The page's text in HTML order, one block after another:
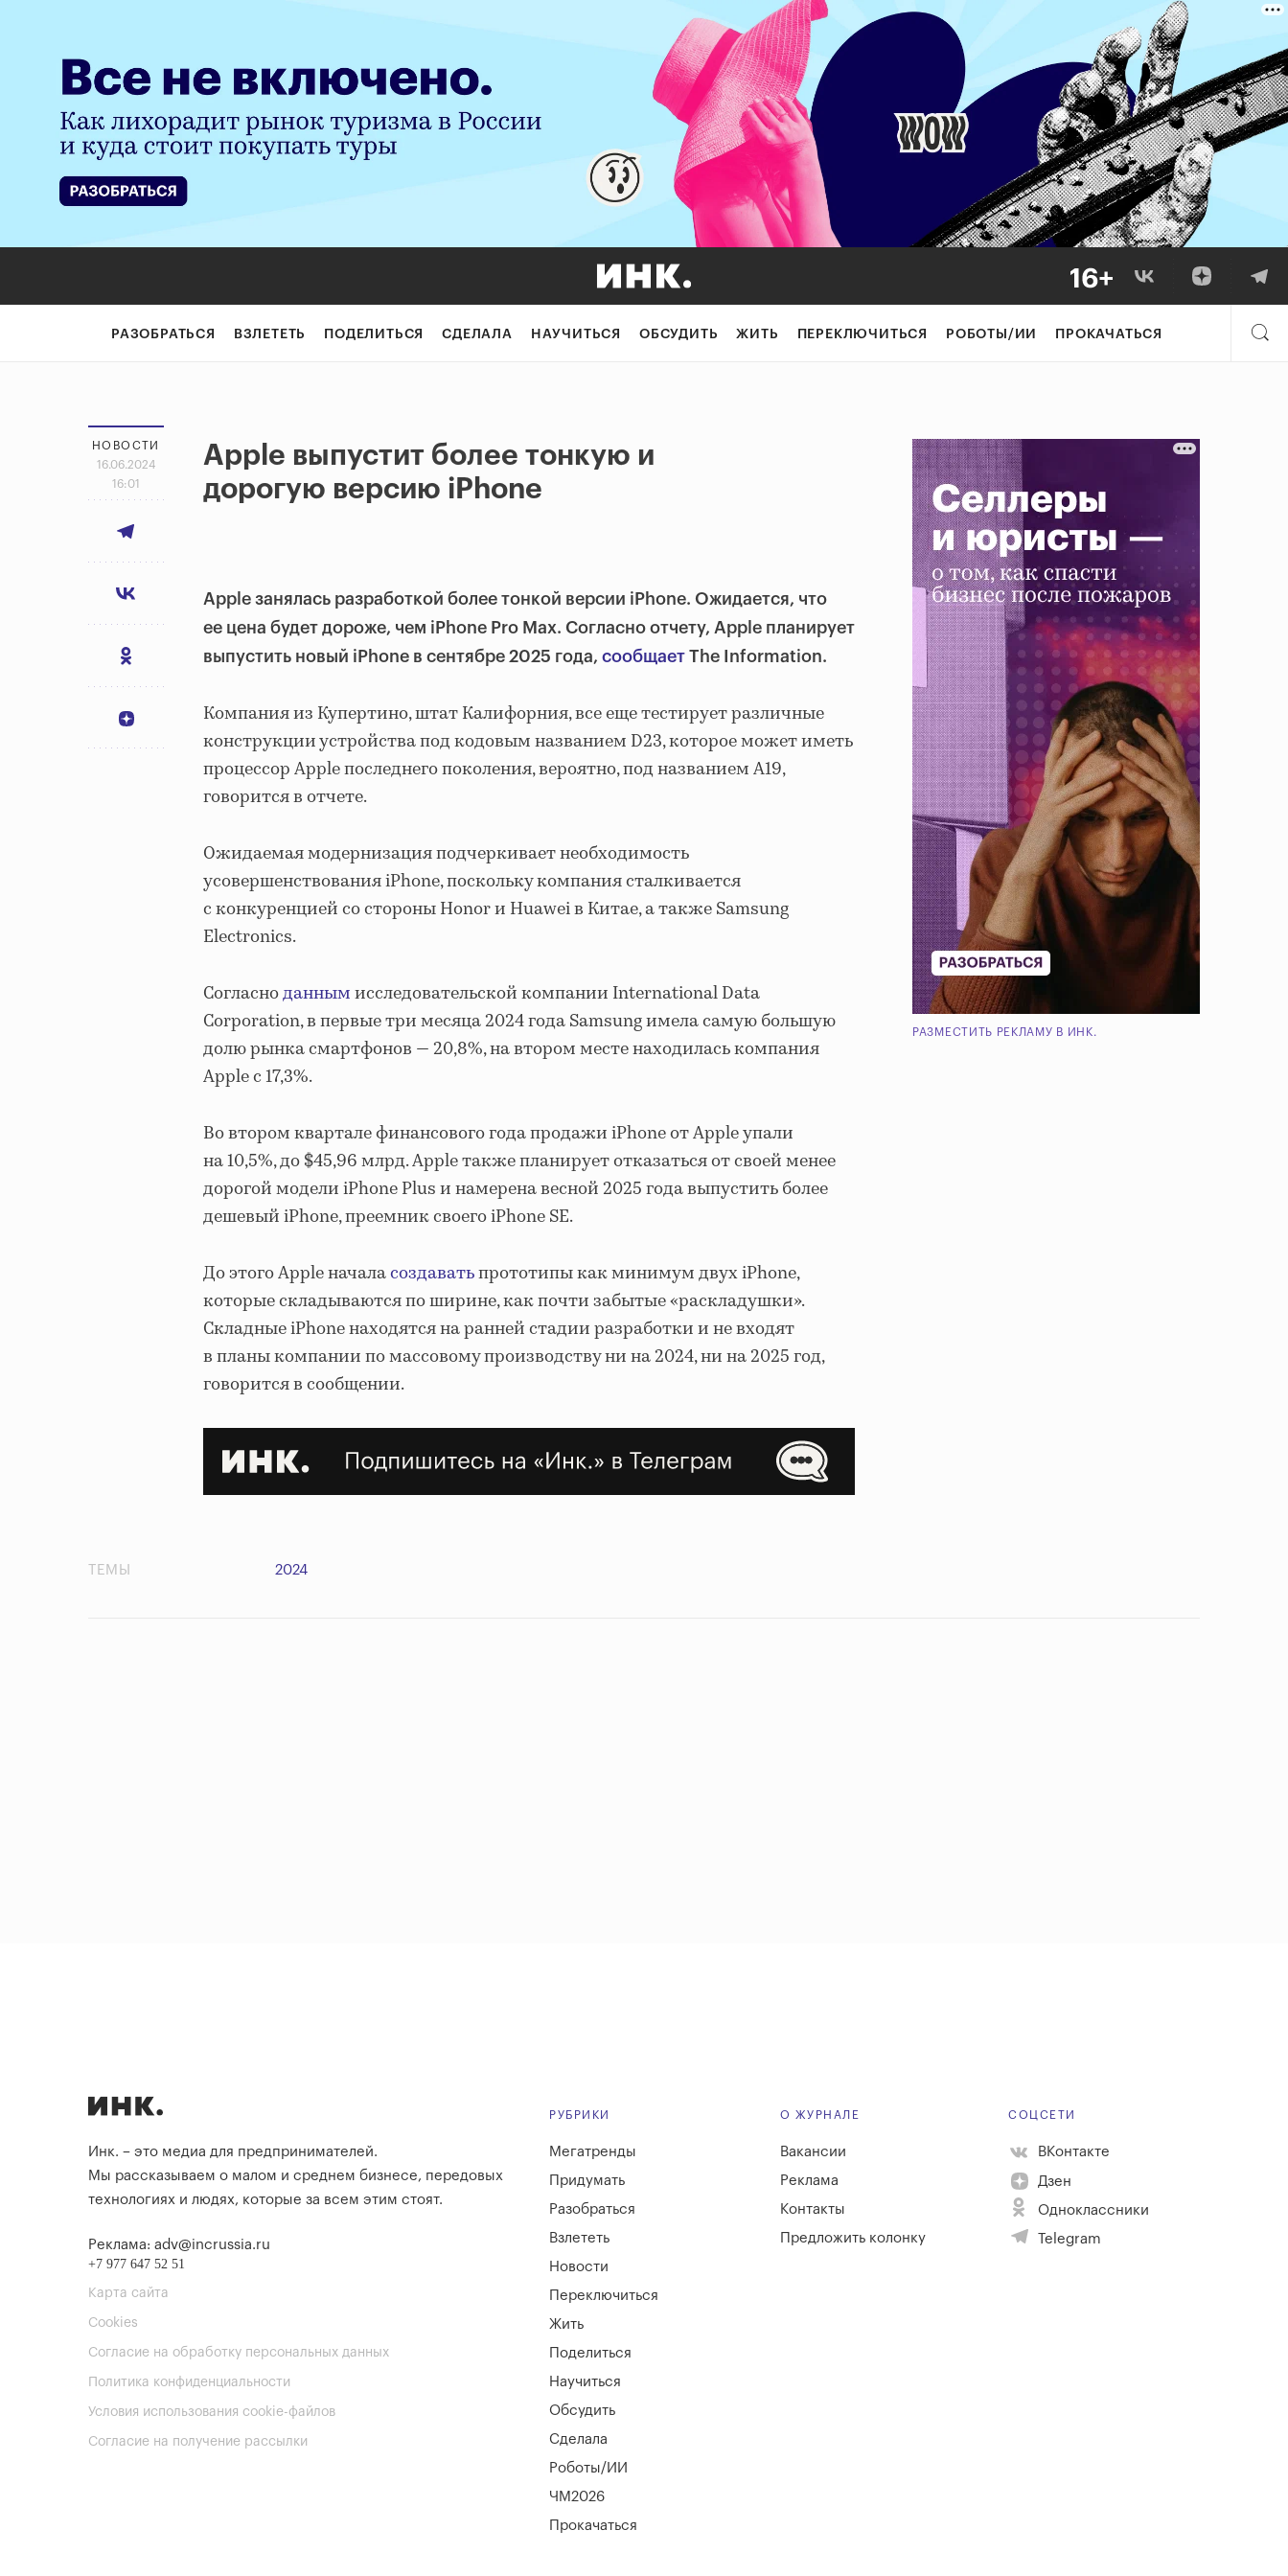
РАЗОБРАТЬСЯ ВЗЛЕТЕТЬ ПОДЕЛИТЬСЯ СДЕЛАЛА НАУЧИТЬСЯ ОБСУДИТЬ ЖИТЬ ПЕРЕКЛЮЧИТЬСЯ РОБОТЫ/ИИ ПРОКАЧАТЬСЯ
НОВОСТИ
16.06.2024
16:01
Apple выпустит более тонкую и
дорогую версию iPhone
Apple занялась разработкой более тонкой версии iPhone. Ожидается, что
ее цена будет дороже, чем iPhone Pro Max. Согласно отчету, Apple планирует
выпустить новый iPhone в сентябре 2025 года, сообщает The Information.
Компания из Купертино, штат Калифорния, все еще тестирует различные
конструкции устройства под кодовым названием D23, которое может иметь
процессор Apple последнего поколения, вероятно, под названием A19,
говорится в отчете.
Ожидаемая модернизация подчеркивает необходимость
усовершенствования iPhone, поскольку компания сталкивается
с конкуренцией со стороны Honor и Huawei в Китае, а также Samsung
Electronics.
Согласноданнымисследовательской компании International Data
Corporation, в первые три месяца 2024 года Samsung имела самую большую
долю рынка смартфонов — 20,8%, на втором месте находилась компания
Apple с 17,3%.
Во втором квартале финансового года продажи iPhone от Apple упали
на 10,5%, до $45,96 млрд. Apple также планирует отказаться от своей менее
дорогой модели iPhone Plus и намерена весной 2025 года выпустить более
дешевый iPhone, преемник своего iPhone SE.
До этого Apple началасоздаватьпрототипы как минимум двух iPhone,
которые складываются по ширине, как почти забытые «раскладушки».
Складные iPhone находятся на ранней стадии разработки и не входят
в планы компании по массовому производству ни на 2024, ни на 2025 год,
говорится в сообщении.
РАЗМЕСТИТЬ РЕКЛАМУ В ИНК.
ТЕМЫ 2024
Инк. – это медиа для предпринимателей.
Мы рассказываем о малом и среднем бизнесе, передовых
технологиях и людях, которые за всем этим стоят.
Реклама: adv@incrussia.ru
+7 977 647 52 51
Карта сайта
Cookies
Согласие на обработку персональных данных
Политика конфиденциальности
Условия использования cookie-файлов
Согласие на получение рассылки
РУБРИКИ
Мегатренды
Придумать
Разобраться
Взлететь
Новости
Переключиться
Жить
Поделиться
Научиться
Обсудить
Сделала
Роботы/ИИ
ЧМ2026
Прокачаться
О ЖУРНАЛЕ
Вакансии
Реклама
Контакты
Предложить колонку
СОЦСЕТИ
ВКонтакте
Дзен
Одноклассники
Telegram